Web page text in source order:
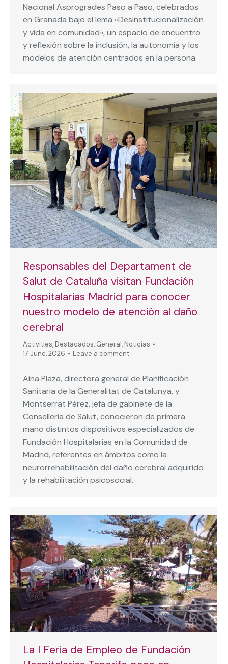
Nacional Asprogrades Paso a Paso, celebrados
en Granada bajo el lema «Desinstitucionalización
y vida en comunidad», un espacio de encuentro
y reflexión sobre la inclusión, la autonomía y los
modelos de atención centrados en la persona.
Responsables del Departament de
Salut de Cataluña visitan Fundación
Hospitalarias Madrid para conocer
nuestro modelo de atención al daño
cerebral
Activities, Destacados, General, Noticias
17 June, 2026
Leave a comment
Aina Plaza, directora general de Planificación
Sanitaria de la Generalitat de Catalunya, y
Montserrat Pérez, jefa de gabinete de la
Conselleria de Salut, conocieron de primera
mano distintos dispositivos especializados de
Fundación Hospitalarias en la Comunidad de
Madrid, referentes en ámbitos como la
neurorrehabilitación del daño cerebral adquirido
y la rehabilitación psicosocial.
La I Feria de Empleo de Fundación